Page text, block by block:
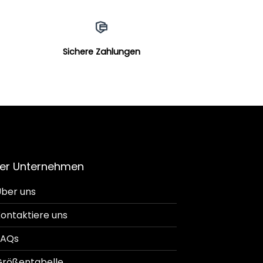
Sichere Zahlungen
Unternehmen
uns
uns